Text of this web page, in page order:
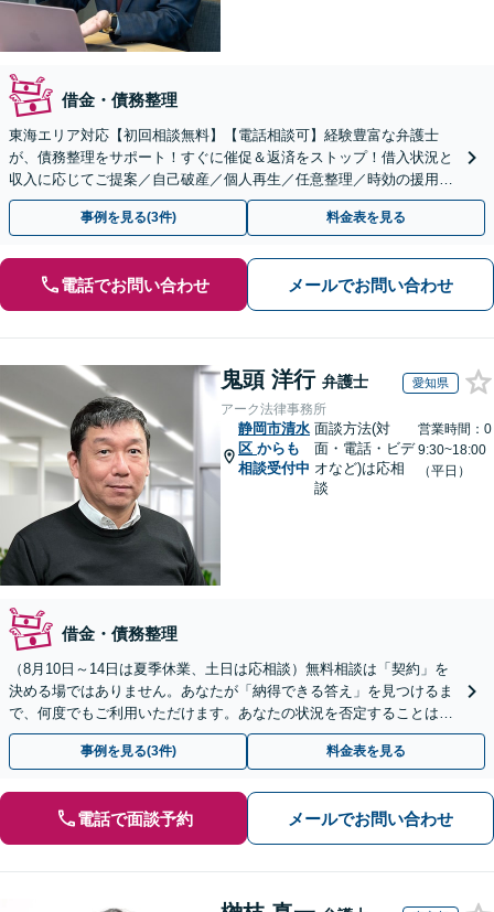
借金・債務整理
東海エリア対応【初回相談無料】【電話相談可】経験豊富な弁護士
が、債務整理をサポート！すぐに催促＆返済をストップ！借入状況と
収入に応じてご提案／自己破産／個人再生／任意整理／時効の援用に
関するご相談も可能【完全個室】【メール予約可】
事例を見る(3件) 料金表を見る
電話でお問い合わせ メールでお問い合わせ
鬼頭 洋行 弁護士 愛知県
アーク法律事務所
静岡市清水
区 からも
相談受付中
面談方法(対
面・電話・ビデ
オなど)は応相
談
営業時間：0
9:30~18:00
（平日）
借金・債務整理
（8月10日～14日は夏季休業、土日は応相談）無料相談は「契約」を
決める場ではありません。あなたが「納得できる答え」を見つけるま
で、何度でもご利用いただけます。あなたの状況を否定することは、
決してありません。どうぞ、ご安心ください。
事例を見る(3件) 料金表を見る
電話で面談予約 メールでお問い合わせ